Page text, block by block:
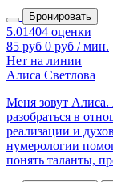
Бронировать
Нет на линии
Алиса Светлова
Меня зовут Алиса.
разобраться в
реализации и
нумерологии
понять таланты,